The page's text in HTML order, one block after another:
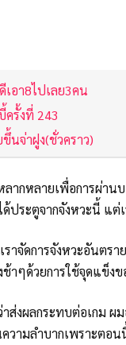
อา8ไปเลย3คน
ครั้งที่ 243
นจ่าฝูง(ชั่วคราว)
ากหลายเพื่อการผ่าน
ด้ประตูจากจังหวะนี้ แ
าจัดการจังหวะอันตรา
าๆด้วยการใช้จุดแข็งข
ผลกระทบต่อเกม ผม
ามลำบากเพราะตอน